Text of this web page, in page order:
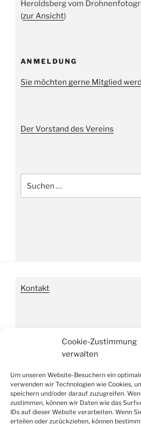
Cookie-Zustimmung
verwalten
Um unseren Website-Besuchern ein
verwenden wir Technologien wie Cookies,
speichern und/oder darauf zuzugreifen.
zustimmen, können wir Daten wie das
IDs auf dieser Website verarbeiten. Wenn
erteilen oder zurückziehen, können
Heroldsberg vom
(zur Ansicht)
ANMELDUNG
Sie möchten gerne Mitglied
Der Vorstand des Vereins
nach:
Kontakt
Datenschutzverordnung